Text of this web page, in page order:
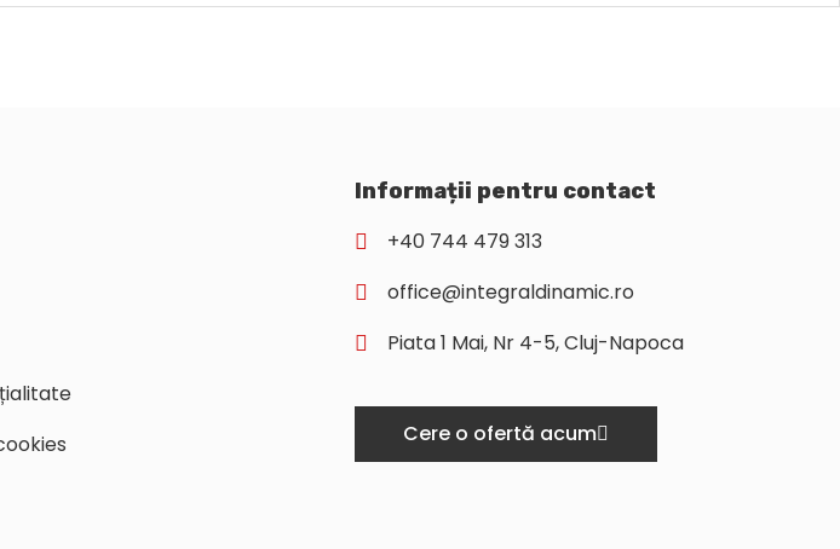
Informații pentru contact
+40 744 479 313
office@integraldinamic.ro
Piata 1 Mai, Nr 4-5, Cluj-Napoca
Cere o ofertă acum